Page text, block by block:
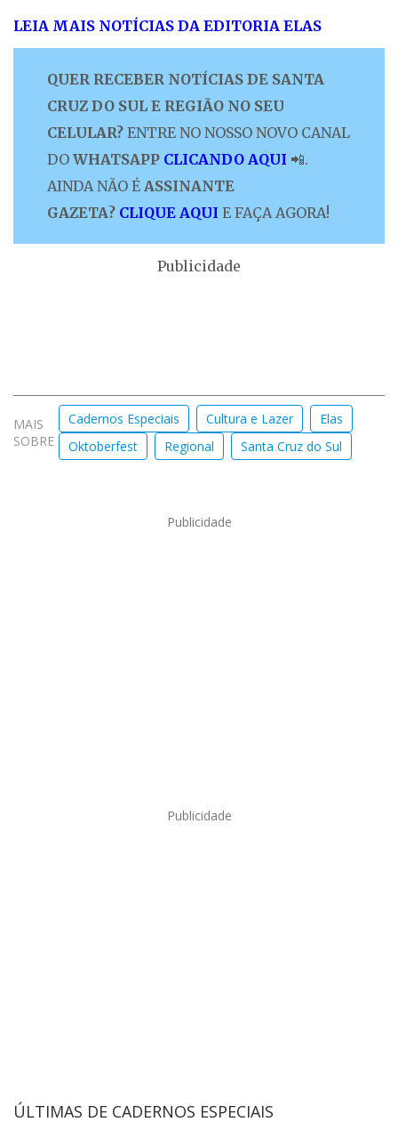
LEIA MAIS NOTÍCIAS DA EDITORIA ELAS
QUER RECEBER NOTÍCIAS DE SANTA
CRUZ DO SUL E REGIÃO NO SEU
CELULAR? ENTRE NO NOSSO NOVO CANAL
DO WHATSAPP CLICANDO AQUI 📲.
AINDA NÃO É ASSINANTE
GAZETA? CLIQUE AQUI E FAÇA AGORA!
Publicidade
MAIS
SOBRE
Cadernos Especiais Cultura e Lazer
Elas
Oktoberfest
Regional Santa Cruz do Sul
Publicidade
Publicidade
ÚLTIMAS DE CADERNOS ESPECIAIS